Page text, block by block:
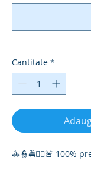
Cantitate *
🚓👮🚔👮‍♀️🚨 100%